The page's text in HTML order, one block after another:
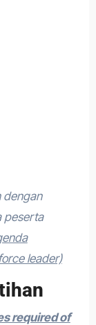
dengan
peserta
leader)
required of